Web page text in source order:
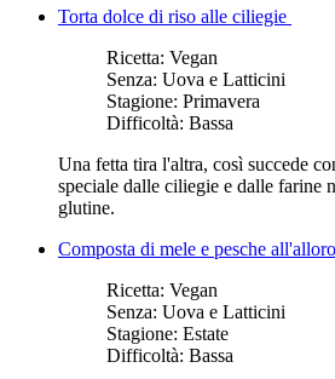
Torta dolce di riso alle ciliegie
Ricetta: Vegan
Senza: Uova e Latticini
Stagione: Primavera
Difficoltà: Bassa
Una fetta tira l'altra, così succede
speciale dalle ciliegie e dalle farine
glutine.
Composta di mele e pesche all'alloro
Ricetta: Vegan
Senza: Uova e Latticini
Stagione: Estate
Difficoltà: Bassa